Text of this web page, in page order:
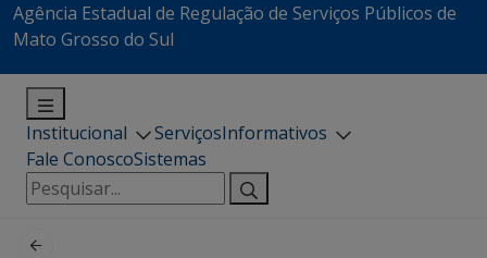
Agência Estadual de Regulação de Serviços Públicos de
Mato Grosso do Sul
Institucional ServiçosInformativos
Fale ConoscoSistemas
Pesquisar
por: